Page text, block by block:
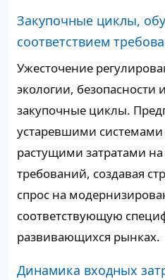
Закупочные циклы,
соответствием
Ужесточение
экологии, безопасности
закупочные циклы.
устаревшими системами
растущими затратами
требований, создавая
спрос на
соответствующую
развивающихся рынках.
Динамика входных